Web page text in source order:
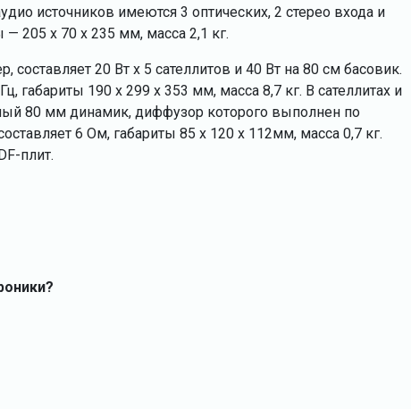
источников имеются 3 оптических, 2 стерео входа и
205 x 70 x 235 мм, масса 2,1 кг.
составляет 20 Вт х 5 сателлитов и 40 Вт на 80 см басовик.
габариты 190 х 299 х 353 мм, масса 8,7 кг. В сателлитах и
80 мм динамик, диффузор которого выполнен по
6 Ом, габариты 85 x 120 x 112мм, масса 0,7 кг.
плит.